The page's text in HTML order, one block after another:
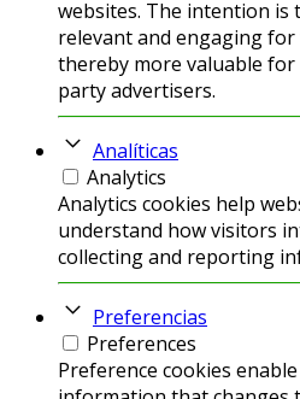
websites. The intention is
relevant and engaging
thereby more valuable
party advertisers.
Analíticas
Analytics
Analytics cookies help
understand how visitors
collecting and reporting
Preferencias
Preferences
Preference cookies